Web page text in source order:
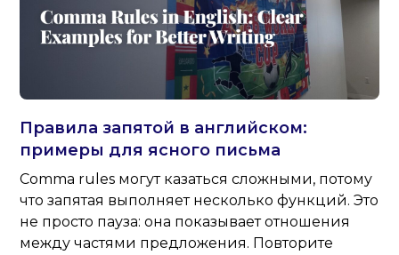
Правила запятой в английском:
примеры для ясного письма
Comma rules могут казаться сложными, потому
что запятая выполняет несколько функций. Это
не просто пауза: она показывает отношения
между частями предложения. Повторите